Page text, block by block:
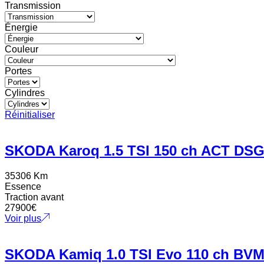
Transmission
Énergie
Couleur
Portes
Cylindres
Réinitialiser
SKODA Karoq 1.5 TSI 150 ch ACT
35306 Km
Essence
Traction avant
27900€
Voir plus
SKODA Kamiq 1.0 TSI Evo 110 ch